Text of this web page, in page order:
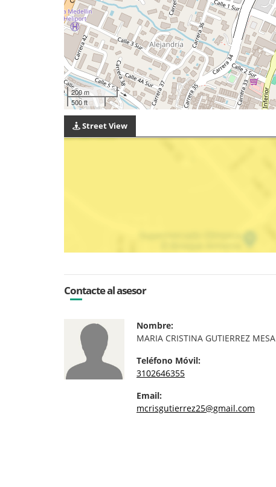
200 m
500 ft
Street View
Contacte al asesor
Nombre:
MARIA CRISTINA GUTIERREZ MESA
Teléfono Móvil:
3102646355
Email:
mcrisgutierrez25@gmail.com